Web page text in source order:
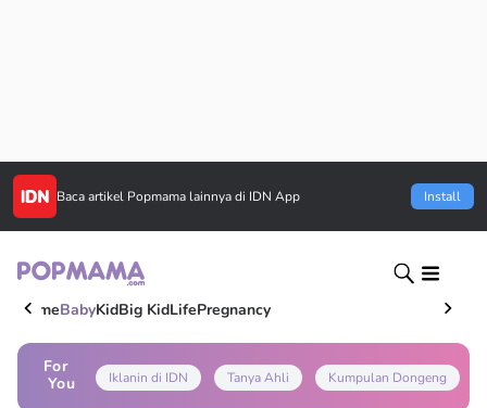
Baca artikel Popmama lainnya di IDN App Install
HomeBabyKidBig KidLifePregnancy
For
You
Iklanin di IDN Tanya Ahli Kumpulan Dongeng